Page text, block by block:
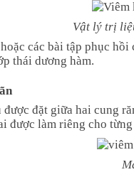
Vật lý trị
các bài tập phục
thái dương hàm.
đặt giữa hai cung
được làm riêng cho